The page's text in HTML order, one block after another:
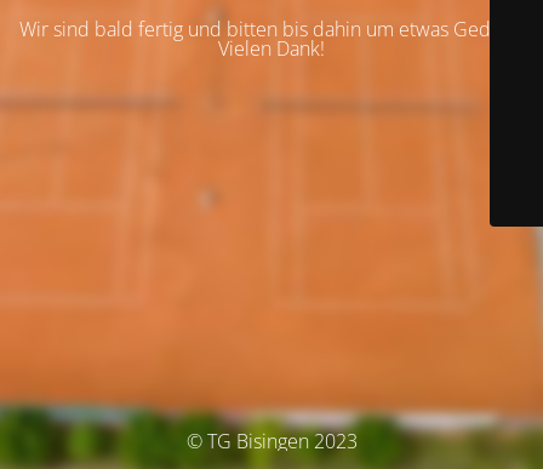
Wir sind bald fertig und bitten bis dahin um etwas Geduld.
Vielen Dank!
© TG Bisingen 2023